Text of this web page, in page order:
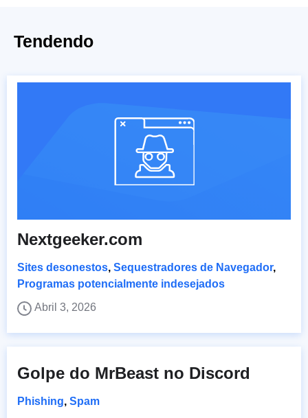
Tendendo
Nextgeeker.com
Sites desonestos, Sequestradores de Navegador,
Programas potencialmente indesejados
Abril 3, 2026
Golpe do MrBeast no Discord
Phishing, Spam